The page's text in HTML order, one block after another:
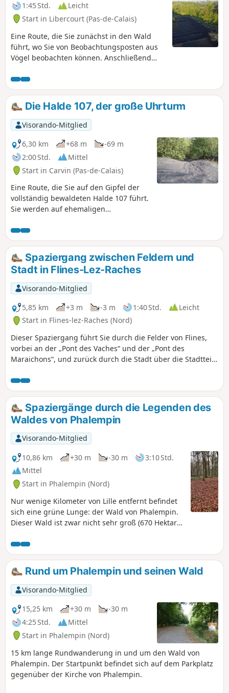
1:45 Std.
Leicht
Start in Libercourt (Pas-de-Calais)
Eine Route, die Sie zunächst in den Wald
führt, wo Sie von Beobachtungsposten aus
Vögel beobachten können. Anschließend
Halde 115 (Aussichtspunkt über das
Bergbaugebiet) mondähnlicher und Sie
kehren über die Zechensiedlungen zurück.
Die Halde 107, der große Uhrturm
Visorando-Mitglied
6,30 km
+68 m
-69 m
2:00 Std.
Mittel
Start in Carvin (Pas-de-Calais)
Eine Route, die Sie auf den Gipfel der
vollständig bewaldeten Halde 107 führt.
Sie werden auf ehemaligen
Eisenbahnstrecken. Sie kommen an
Teichen mit idyllischem Charme vorbei
und durchqueren dann wilde Wälder
oder Feldwege mit freiem Ausblick.
Spaziergang zwischen Feldern und
Stadt in Flines-Lez-Raches
Visorando-Mitglied
5,85 km
+3 m -3 m 1:40 Std.
Leicht
Start in Flines-lez-Raches (Nord)
Dieser Spaziergang führt Sie durch die Felder von Flines,
vorbei an der „Pont des Vaches“ und der „Pont des
Maraichons“, und zurück durch die Stadt über die Stadtteile
Spaziergänge durch die Legenden des
Waldes von Phalempin
Visorando-Mitglied
10,86 km
+30 m -30 m
3:10 Std.
Mittel
Start in Phalempin (Nord)
Nur wenige Kilometer von Lille entfernt befindet
sich eine grüne Lunge: der Wald von Phalempin.
Dieser Wald ist zwar nicht sehr groß (670 Hektar),
seiner geringen Größe bietet der Wald eine große
Artenvielfalt und ist reich an Legenden. Denn
einst gab es im heutigen Dorf La Neuville, am
Rande des Bois de Phalempin, ein Gasthaus
namens Leu Pindu mit einem ungewöhnlichen
Schild. Den Rest müssen Sie selbst entdecken!
Rund um Phalempin und seinen Wald
Visorando-Mitglied
15,25 km
+30 m
-30 m
4:25 Std.
Mittel
Start in Phalempin (Nord)
15 km lange Rundwanderung in und um den Wald von
Phalempin. Der Startpunkt befindet sich auf dem Parkplatz
gegenüber der Kirche von Phalempin.